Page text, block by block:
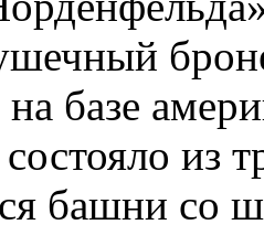
базе
из
башни со